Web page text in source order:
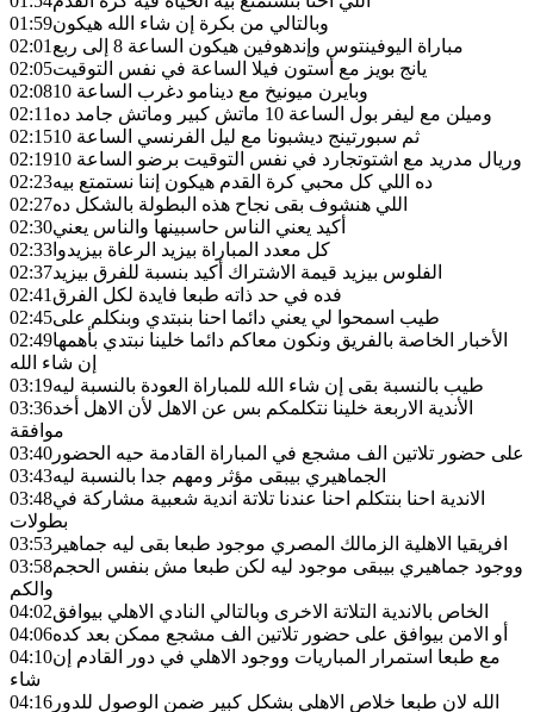
01:59وبالتالي من بكرة إن شاء الله هيكون
02:01
مباراة اليوفينتوس وإندهوفين هيكون الساعة 8 إلى ربع
02:05يانج بويز مع أستون فيلا الساعة في نفس التوقيت
02:08
وبايرن ميونيخ مع دينامو دغرب الساعة 10
02:11
وميلن مع ليفر بول الساعة 10 ماتش كبير وماتش جامد ده
02:15
ثم سبورتينج ديشبونا مع ليل الفرنسي الساعة 10
02:19
وريال مدريد مع اشتوتجارد في نفس التوقيت برضو الساعة 10
02:23ده اللي كل محبي كرة القدم هيكون إننا نستمتع بيه
02:27اللي هنشوف بقى نجاح هذه البطولة بالشكل ده
02:30أكيد يعني الناس حاسبينها والناس يعني
02:33 كل معدد المباراة بيزيد الرعاة بيزيدوا
02:37الفلوس بيزيد قيمة الاشتراك أكيد بنسبة للفرق بيزيد
02:41فده في حد ذاته طبعا فايدة لكل الفرق
02:45طيب اسمحوا لي يعني دائما احنا بنبتدي وبنكلم على
02:49الأخبار الخاصة بالفريق ونكون معاكم دائما خلينا نبتدي بأهمها
إن شاء الله
03:19طيب بالنسبة بقى إن شاء الله للمباراة العودة بالنسبة ليه
03:36الأندية الاربعة خلينا نتكلمكم بس عن الاهل لأن الاهل أخد
موافقة
03:40 على حضور تلاتين الف مشجع في المباراة القادمة حيه الحضور
03:43الجماهيري بيبقى مؤثر ومهم جدا بالنسبة ليه
03:48الاندية احنا بنتكلم احنا عندنا تلاتة اندية شعبية مشاركة في
بطولات
03:53 افريقيا الاهلية الزمالك المصري موجود طبعا بقى ليه جماهير
03:58ووجود جماهيري بيبقى موجود ليه لكن طبعا مش بنفس الحجم
والكم
04:02الخاص بالاندية التلاتة الاخرى وبالتالي النادي الاهلي بيوافق
04:06أو الامن بيوافق على حضور تلاتين الف مشجع ممكن بعد كده
04:10مع طبعا استمرار المباريات ووجود الاهلي في دور القادم إن
شاء
04:16 الله لان طبعا خلاص الاهلي بشكل كبير ضمن الوصول للدور